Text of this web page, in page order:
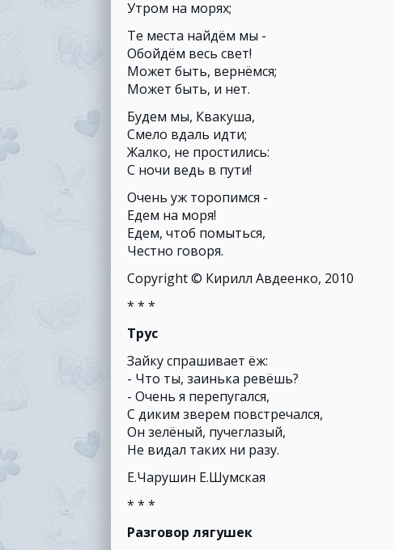
Утром на морях;
Те места найдём мы -
Обойдём весь свет!
Может быть, вернёмся;
Может быть, и нет.
Будем мы, Квакуша,
Смело вдаль идти;
Жалко, не простились:
С ночи ведь в пути!
Очень уж торопимся -
Едем на моря!
Едем, чтоб помыться,
Честно говоря.
Copyright © Кирилл Авдеенко, 2010
* * *
Трус
Зайку спрашивает ёж:
- Что ты, заинька ревёшь?
- Очень я перепугался,
С диким зверем повстречался,
Он зелёный, пучеглазый,
Не видал таких ни разу.
Е.Чарушин Е.Шумская
* * *
Разговор лягушек